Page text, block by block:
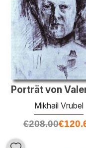
Mikhail Vrubel
€208.00€